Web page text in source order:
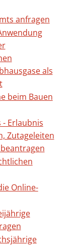
anfragen
als
beim Bauen
- Erlaubnis
Zutageleiten
Online-